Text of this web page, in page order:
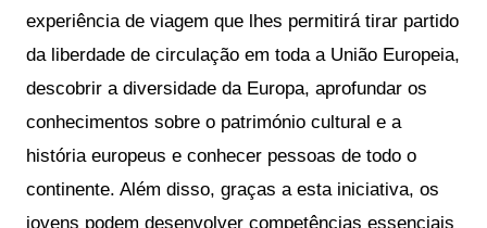
experiência de viagem que lhes permitirá tirar partido
da liberdade de circulação em toda a União Europeia,
descobrir a diversidade da Europa, aprofundar os
conhecimentos sobre o património cultural e a
história europeus e conhecer pessoas de todo o
continente. Além disso, graças a esta iniciativa, os
jovens podem desenvolver competências essenciais